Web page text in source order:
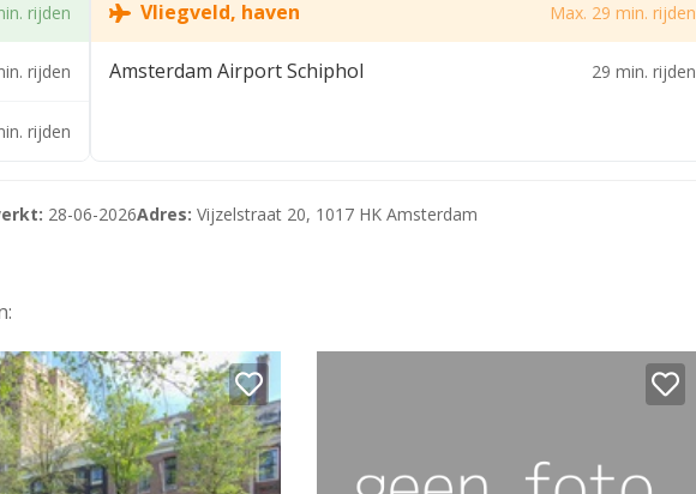
Ook de entree, liften, fietskelder, gemeenschappelijke toiletten en
rijden
rijden
rijden
Vliegveld, haven Max. 29 min. rijden
Amsterdam Airport Schiphol 29 min. rijden
28-06-2026Adres: Vijzelstraat 20, 1017 HK Amsterdam